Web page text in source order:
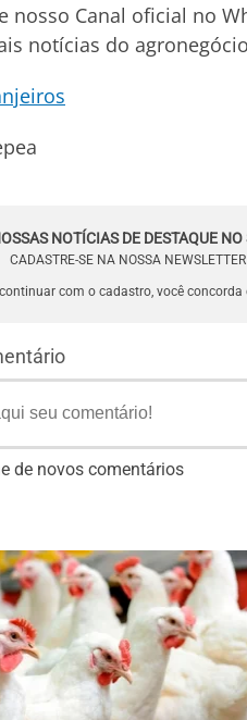
nosso Canal oficial no
notícias do agronegócio
NOTÍCIAS DE DESTAQUE
CADASTRE-SE NA NOSSA NEWSLETTER
com o cadastro, você concorda
de novos comentários